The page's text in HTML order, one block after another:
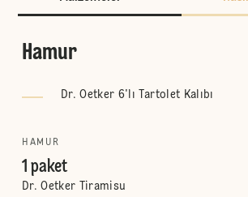
Hamur
Dr. Oetker 6'lı Tartolet Kalıbı
HAMUR
1 paket
Dr. Oetker Tiramisu